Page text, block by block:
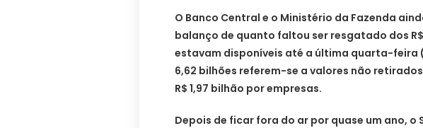
O Banco Central e o Ministério da Fazenda
balanço de quanto faltou ser resgatado dos
estavam disponíveis até a última quarta-feira
6,62 bilhões referem-se a valores não
R$ 1,97 bilhão por empresas.
Depois de ficar fora do ar por quase um ano, o